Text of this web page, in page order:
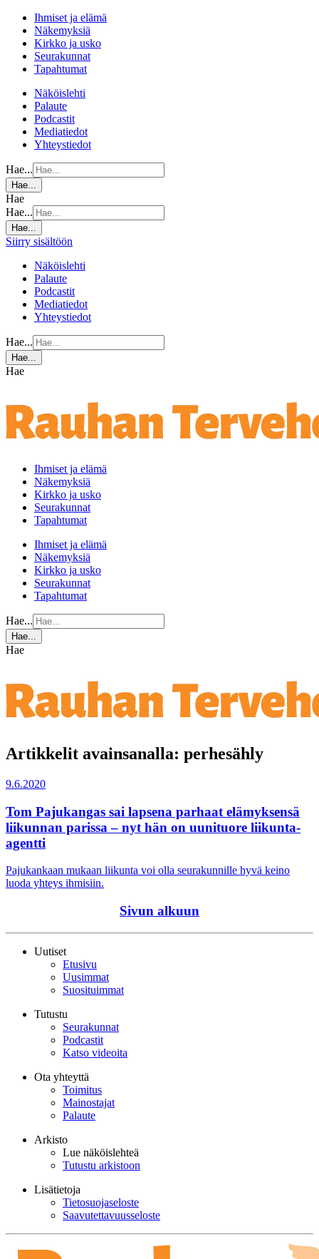
Ihmiset ja elämä
Näkemyksiä
Kirkko ja usko
Seurakunnat
Tapahtumat
Näköislehti
Palaute
Podcastit
Mediatiedot
Yhteystiedot
Hae...
Hae...
Hae
Hae...
Hae...
Siirry sisältöön
Näköislehti
Palaute
Podcastit
Mediatiedot
Yhteystiedot
Hae...
Hae...
Hae
Ihmiset ja elämä
Näkemyksiä
Kirkko ja usko
Seurakunnat
Tapahtumat
Ihmiset ja elämä
Näkemyksiä
Kirkko ja usko
Seurakunnat
Tapahtumat
Hae...
Hae...
Hae
Artikkelit avainsanalla: perhesähly
9.6.2020
Tom Pajukangas sai lapsena parhaat elämyksensä
liikunnan parissa – nyt hän on uunituore liikunta-
agentti
Pajukankaan mukaan liikunta voi olla seurakunnille hyvä keino
luoda yhteys ihmisiin.
Sivun alkuun
Uutiset
Etusivu
Uusimmat
Suosituimmat
Tutustu
Seurakunnat
Podcastit
Katso videoita
Ota yhteyttä
Toimitus
Mainostajat
Palaute
Arkisto
Lue näköislehteä
Tutustu arkistoon
Lisätietoja
Tietosuojaseloste
Saavutettavuusseloste